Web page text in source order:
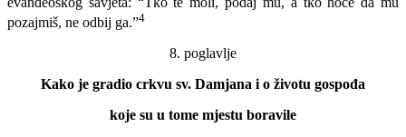
pozajmiš, ne odbij ga.”4
8. poglavlje
Kako je gradio crkvu sv. Damjana i o životu gospođa
koje su u tome mjestu boravile